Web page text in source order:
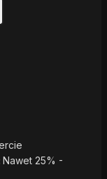
Nawet 25% -